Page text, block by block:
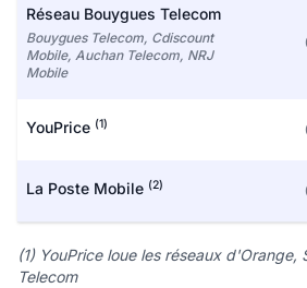
Réseau Bouygues Telecom
Bouygues Telecom, Cdiscount
Mobile, Auchan Telecom, NRJ
Mobile
YouPrice (1)
La Poste Mobile (2)
(1) YouPrice loue les réseaux d'Orange,
Telecom